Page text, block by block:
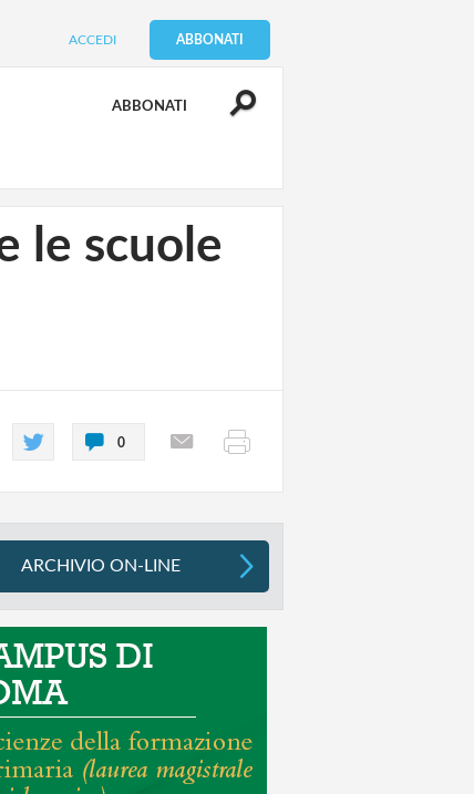
ACCEDI ABBONATI
ABBONATI
le scuole
0
ARCHIVIO ON-LINE